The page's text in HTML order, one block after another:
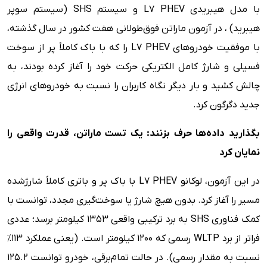
با مدل هیبریدی L7 PHEV و سیستم SHS (سیستم سوپر
هیبرید) ، در آزمون ماراتن فوق‌طولانی هفت کشور در سال گذشته،
با موفقیت خودروهای L7 PHEV را که با باک کاملاً پر از سوخت
فسیلی و شارژ کامل الکتریکی حرکت خود را آغاز کرده بودند، به
چالش کشید و بار دیگر نگاه کاربران را نسبت به خودروهای انرژی
جدید دگرگون کرد.
بگذارید داده‌ها حرف بزنند: یک تست ماراتن، قدرت واقعی را
نمایان کرد
در این آزمون، لوکانو L7 PHEV با باک پر و باتری کاملاً شارژشده
مسیر را آغاز کرد. بدون هیچ شارژ یا سوخت‌گیری مجدد، توانست با
کمک فناوری SHS به برد ترکیبی واقعی ۱۳۵۳ کیلومتر برسد؛ عددی
فراتر از برد WLTP رسمی که ۱۲۰۰ کیلومتر است. (یعنی عملکرد ۱۱۳٪
نسبت به مقدار رسمی). در حالت تمام‌برقی، خودرو توانست ۱۲۵.۲